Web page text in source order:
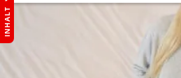
INHALT